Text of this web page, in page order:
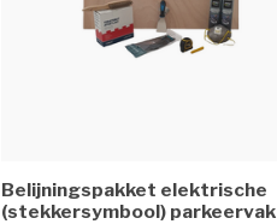
Belijningspakket elektrische
(stekkersymbool) parkeervak